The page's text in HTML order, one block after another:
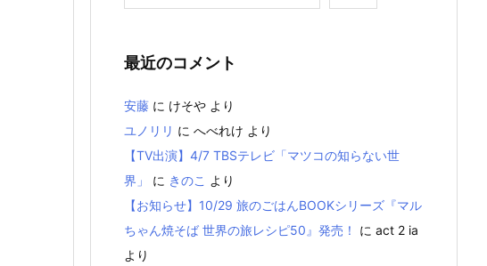
最近のコメント
安藤 に けそや より
ユノリリ に へべれけ より
【TV出演】4/7 TBSテレビ「マツコの知らない世
界」
に きのこ より
【お知らせ】10/29 旅のごはんBOOKシリーズ『マル
ちゃん焼そば 世界の旅レシピ50』発売！
に act 2 ia
より